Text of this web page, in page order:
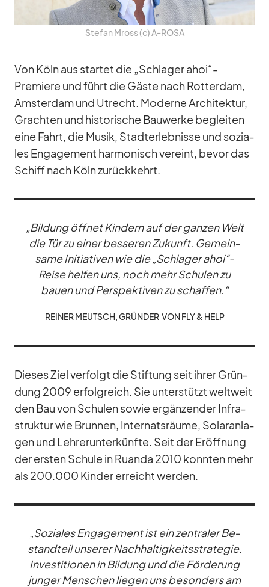
Ste­fan Mross (c) A‑ROSA
Von Köln aus star­tet die „Schla­ger ahoi“-
Premiere und führt die Gäste nach Rot­ter­dam,
Ams­ter­dam und Ut­recht. Mo­derne Ar­chi­tek­tur,
Grach­ten und his­to­ri­sche Bau­werke be­glei­ten
eine Fahrt, die Mu­sik, Stadt­er­leb­nisse und so­zia­
les En­ga­ge­ment har­mo­nisch ver­eint, be­vor das
Schiff nach Köln zu­rück­kehrt.
„Bil­dung öff­net Kin­dern auf der gan­zen Welt
die Tür zu ei­ner bes­se­ren Zu­kunft. Ge­mein­
same In­itia­ti­ven wie die „Schla­ger ahoi“-
Reise hel­fen uns, noch mehr Schu­len zu
bauen und Per­spek­ti­ven zu schaf­fen.“
REI­NER MEUTSCH, GRÜN­DER VON FLY & HELP
Die­ses Ziel ver­folgt die Stif­tung seit ih­rer Grün­
dung 2009 er­folg­reich. Sie un­ter­stützt welt­weit
den Bau von Schu­len so­wie er­gän­zen­der In­fra­
struk­tur wie Brun­nen, In­ter­nats­räume, So­lar­an­la­
gen und Leh­rer­un­ter­künfte. Seit der Er­öff­nung
der ers­ten Schule in Ru­anda 2010 konn­ten mehr
als 200.000 Kin­der er­reicht wer­den.
„So­zia­les En­ga­ge­ment ist ein zen­tra­ler Be­
stand­teil un­se­rer Nach­hal­tig­keits­stra­te­gie.
In­ves­ti­tio­nen in Bil­dung und die För­de­rung
jun­ger Men­schen lie­gen uns be­son­ders am